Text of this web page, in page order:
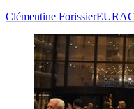
Clémentine Forissier